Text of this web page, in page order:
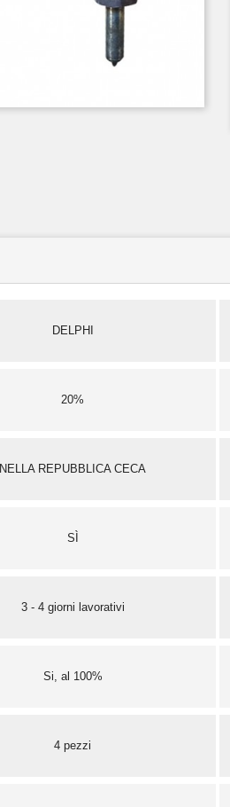
DELPHI
20%
NELLA REPUBBLICA CECA
SÌ
3 - 4 giorni lavorativi
Si, al 100%
4 pezzi